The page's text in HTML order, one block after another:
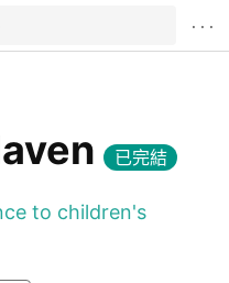
· · ·
已完結
to children's